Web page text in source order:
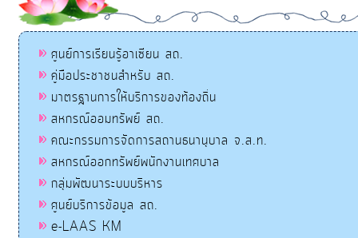
ศูนย์การเรียนรู้อาเซียน สถ.
คู่มือประชาชนสำหรับ สถ.
มาตรฐานการให้บริการของท้องถิ่น
สหกรณ์ออมทรัพย์ สถ.
คณะกรรมการจัดการสถานธนานุบาล จ.ส.ท.
สหกรณ์ออกทรัพย์พนักงานเทศบาล
กลุ่มพัฒนาระบบบริหาร
ศูนย์บริการข้อมูล สถ.
e-LAAS KM